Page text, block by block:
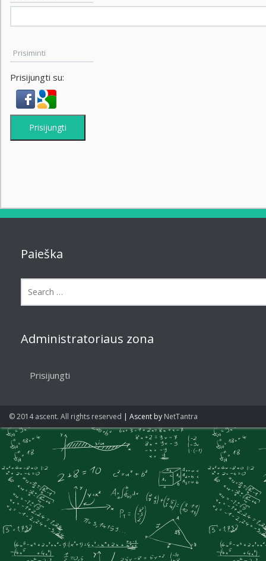
Prisiminti
Prisijungti su:
Prisijungti
Paieška
Administratoriaus zona
Prisijungti
© 2014 ascent. All rights reserved | Ascent by NetTantra